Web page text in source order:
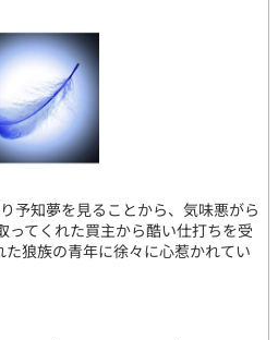
予知夢を見ることから、気味悪がら
ってくれた買主から酷い仕打ちを受
狼族の青年に徐々に心惹かれてい